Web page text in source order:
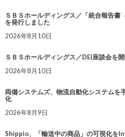
ＳＢＳホールディングス／「統合報告
を発行しました
2026年8月10日
ＳＢＳホールディングス／DEI座談会を
2026年8月10日
両備システムズ、物流自動化システムを
化
2026年8月9日
Shippio、「輸送中の商品」の可視化を